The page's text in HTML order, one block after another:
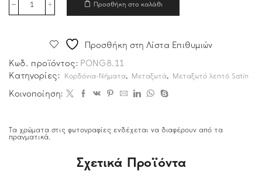
Προσθήκη στο καλάθι
Προσθήκη στη Λίστα Επιθυμιών
Κωδ. προϊόντος: PONG8.11
Κατηγορίες:
Κορδόνια-Νήματα, Μεταξωτά, Μεταξωτό λεπτό Satin
Κοινοποίηση:
Τα χρώματα στις φωτογραφίες ενδέχεται να διαφέρουν από τα
πραγματικά.
Σχετικά Προϊόντα